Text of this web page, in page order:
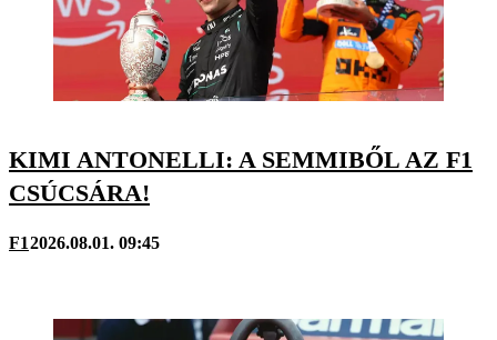
KIMI ANTONELLI: A SEMMIBŐL AZ F1
CSÚCSÁRA!
F12026.08.01. 09:45